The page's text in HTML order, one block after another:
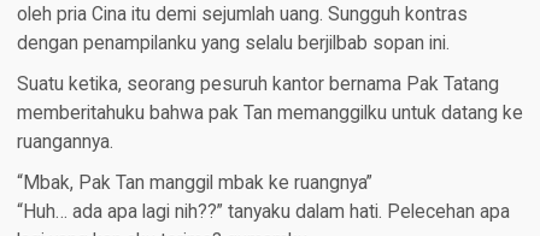
oleh pria Cina itu demi sejumlah uang. Sungguh kontras
dengan penampilanku yang selalu berjilbab sopan ini.
Suatu ketika, seorang pesuruh kantor bernama Pak Tatang
memberitahuku bahwa pak Tan memanggilku untuk datang ke
ruangannya.
“Mbak, Pak Tan manggil mbak ke ruangnya”
“Huh… ada apa lagi nih??” tanyaku dalam hati. Pelecehan apa